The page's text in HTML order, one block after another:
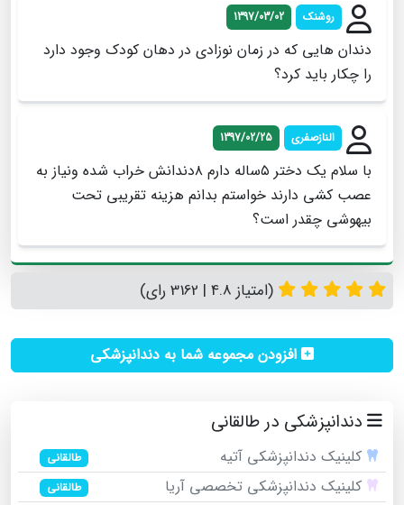
روشنک 1397/03/02
دندان هايی که در زمان نوزادی در دهان کودک وجود دارد
را چکار باید کرد؟
النازصفری 1397/02/25
با سلام یک دختر ۵ساله دارم ۸دندانش خراب شده ونیاز به
عصب کشی دارند خواستم بدانم هزینه تقریبی تحت
بیهوشی چقدر است؟
(امتیاز 4.8 | 3162 رای)
افزودن مجموعه شما به دندانپزشکی
دندانپزشکی در طالقانی
کلینیک دندانپزشکی آتیه طالقانی
کلینیک دندانپزشکی تخصصی آریا طالقانی